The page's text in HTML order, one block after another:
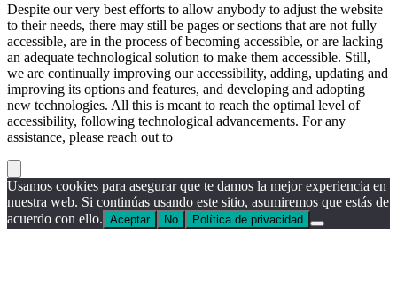
Despite our very best efforts to allow anybody to adjust the website
to their needs, there may still be pages or sections that are not fully
accessible, are in the process of becoming accessible, or are lacking
an adequate technological solution to make them accessible. Still,
we are continually improving our accessibility, adding, updating and
improving its options and features, and developing and adopting
new technologies. All this is meant to reach the optimal level of
accessibility, following technological advancements. For any
assistance, please reach out to
Usamos cookies para asegurar que te damos la mejor experiencia en
nuestra web. Si continúas usando este sitio, asumiremos que estás de
acuerdo con ello. Aceptar No Política de privacidad